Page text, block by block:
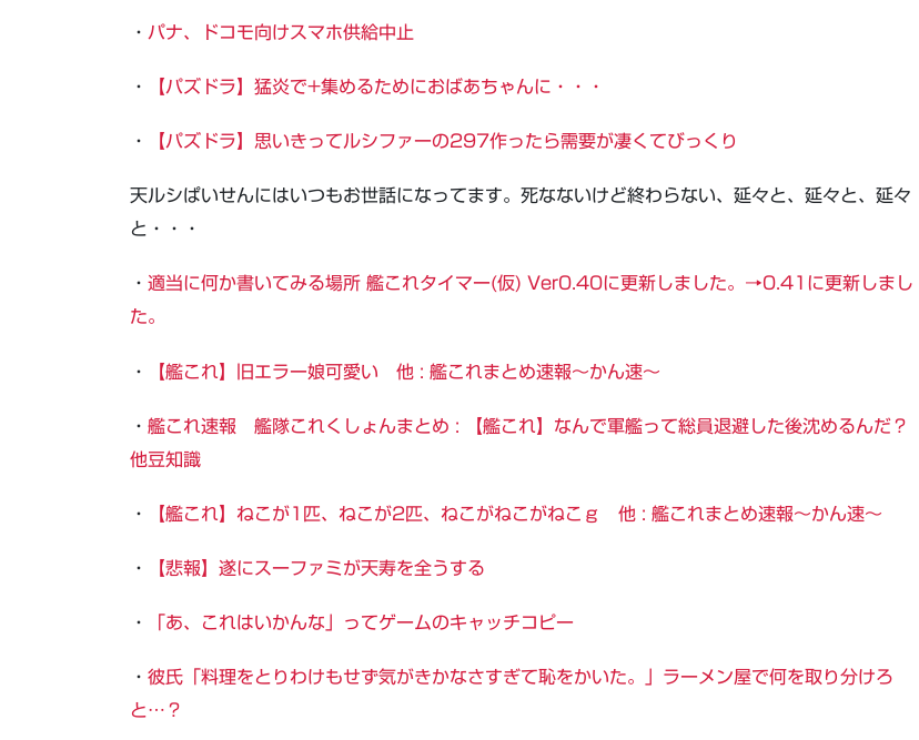
・ パナ、ドコモ向けスマホ供給中止
・ 【パズドラ】猛炎で+集めるためにおばあちゃんに・・・
・ 【パズドラ】思いきってルシファーの297作ったら需要が凄くてびっくり
天ルシぱいせんにはいつもお世話になってます。死なないけど終わらない、延々と、延々と、延々
と・・・
・ 適当に何か書いてみる場所 艦これタイマー(仮) Ver0.40に更新しました。→0.41に更新しまし
た。
・ 【艦これ】旧エラー娘可愛い 他 : 艦これまとめ速報～かん速～
・ 艦これ速報 艦隊これくしょんまとめ : 【艦これ】なんで軍艦って総員退避した後沈めるんだ？
他豆知識
・ 【艦これ】ねこが1匹、ねこが2匹、ねこがねこがねこｇ 他 : 艦これまとめ速報～かん速～
・ 【悲報】遂にスーファミが天寿を全うする
・ 「あ、これはいかんな」ってゲームのキャッチコピー
・ 彼氏「料理をとりわけもせず気がきかなさすぎて恥をかいた。」ラーメン屋で何を取り分けろ
と…？